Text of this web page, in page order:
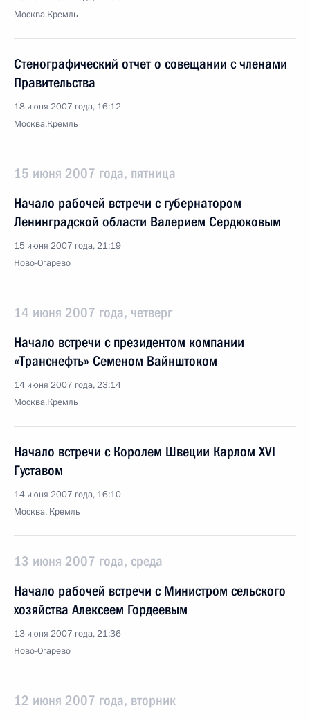
Москва,Кремль
Стенографический отчет о совещании с членами
Правительства
18 июня 2007 года, 16:12
Москва,Кремль
15 июня 2007 года, пятница
Начало рабочей встречи с губернатором
Ленинградской области Валерием Сердюковым
15 июня 2007 года, 21:19
Ново-Огарево
14 июня 2007 года, четверг
Начало встречи с президентом компании
«Транснефть» Семеном Вайнштоком
14 июня 2007 года, 23:14
Москва,Кремль
Начало встречи с Королем Швеции Карлом XVI
Густавом
14 июня 2007 года, 16:10
Москва, Кремль
13 июня 2007 года, среда
Начало рабочей встречи с Министром сельского
хозяйства Алексеем Гордеевым
13 июня 2007 года, 21:36
Ново-Огарево
12 июня 2007 года, вторник